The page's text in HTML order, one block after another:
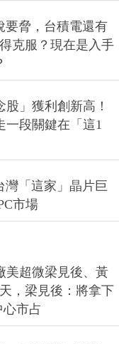
要脅，台積電還有
得克服？現在是入手
股」獲利創新高！
一段關鍵在「這1
灣「這家」晶片巨
市場
美超微梁見後、黃
，梁見後：將拿下
心市占